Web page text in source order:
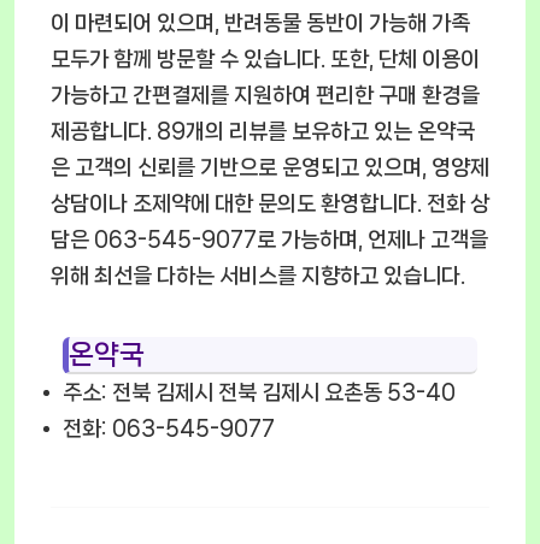
이 마련되어 있으며, 반려동물 동반이 가능해 가족
모두가 함께 방문할 수 있습니다. 또한, 단체 이용이
가능하고 간편결제를 지원하여 편리한 구매 환경을
제공합니다. 89개의 리뷰를 보유하고 있는 온약국
은 고객의 신뢰를 기반으로 운영되고 있으며, 영양제
상담이나 조제약에 대한 문의도 환영합니다. 전화 상
담은 063-545-9077로 가능하며, 언제나 고객을
위해 최선을 다하는 서비스를 지향하고 있습니다.
온약국
주소: 전북 김제시 전북 김제시 요촌동 53-40
전화: 063-545-9077